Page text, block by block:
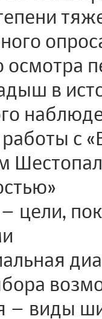
осмотра
в
с
цели,
– виды